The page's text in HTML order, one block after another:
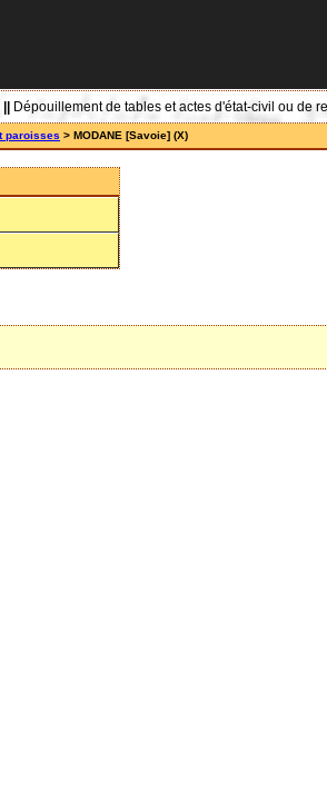
Dépouillement de tables et actes d'état-civil ou de
paroisses > MODANE [Savoie] (X)